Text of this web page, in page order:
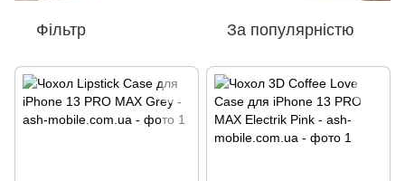
Фільтр За популярністю